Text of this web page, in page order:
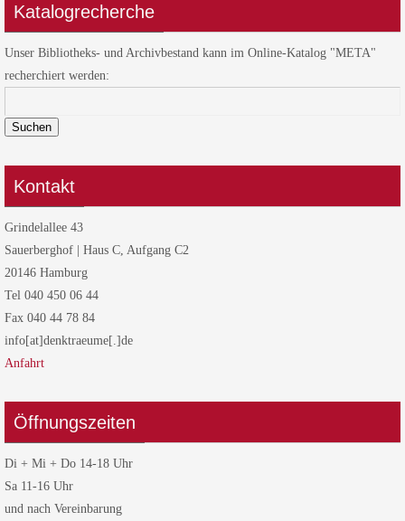
Katalogrecherche
Unser Bibliotheks- und Archivbestand kann im Online-Katalog "META"
recherchiert werden:
Suchen
Kontakt
Grindelallee 43
Sauerberghof | Haus C, Aufgang C2
20146 Hamburg
Tel 040 450 06 44
Fax 040 44 78 84
info[at]denktraeume[.]de
Anfahrt
Öffnungszeiten
Di + Mi + Do 14-18 Uhr
Sa 11-16 Uhr
und nach Vereinbarung